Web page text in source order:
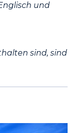
und
sind, sind